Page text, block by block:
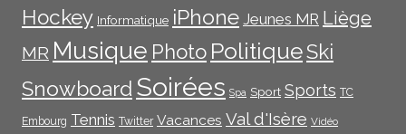
Hockey Informatique iPhone Jeunes MR Liège
MR Musique Photo PolitiqueSki
Snowboard Soirées Spa Sport Sports TC
Embourg Tennis Twitter Vacances Val d'Isère Vidéo